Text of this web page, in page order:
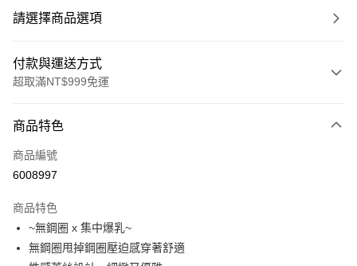
請選擇商品選項
付款與運送方式
超取滿NT$999免運
信用卡一次付款
超商取貨付款
ATM付款
運送方式
商品特色
商品編號
6008997
商品特色
~無鋼圈 x 集中爆乳~
無鋼圈甩掉鋼圈壓迫感穿著舒適